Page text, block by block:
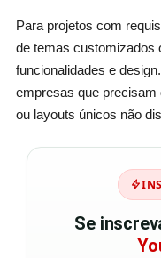
Para projetos com
de temas customizados
funcionalidades e
empresas que
ou layouts únicos não
Se